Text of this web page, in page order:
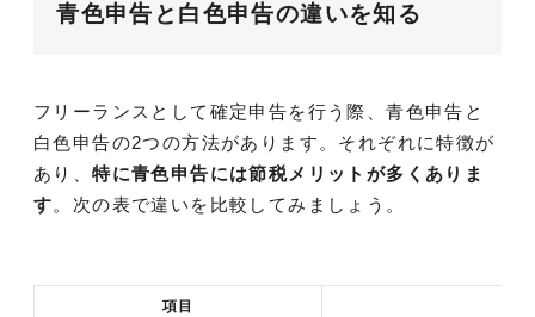
青色申告と白色申告の違いを知る
フリーランスとして確定申告を行う際、青色申告と
白色申告の2つの方法があります。それぞれに特徴が
あり、特に青色申告には節税メリットが多くありま
す。次の表で違いを比較してみましょう。
項目